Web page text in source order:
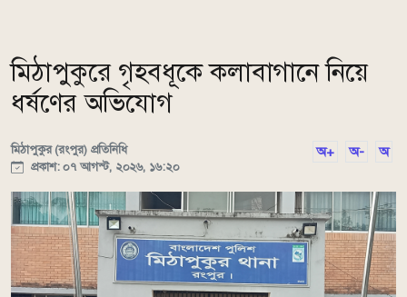
মিঠাপুকুরে গৃহবধূকে কলাবাগানে নিয়ে
ধর্ষণের অভিযোগ
মিঠাপুকুর (রংপুর) প্রতিনিধি
প্রকাশ: ০৭ আগস্ট, ২০২৬, ১৬:২০
অ+ অ- অ